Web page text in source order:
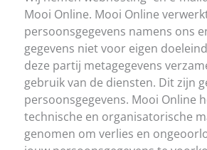
Mooi Online. Mooi Online
persoonsgegevens namens ons
gegevens niet voor eigen
deze partij metagegevens
gebruik van de diensten. Dit zijn
persoonsgegevens. Mooi Online
technische en organisatorische
genomen om verlies en